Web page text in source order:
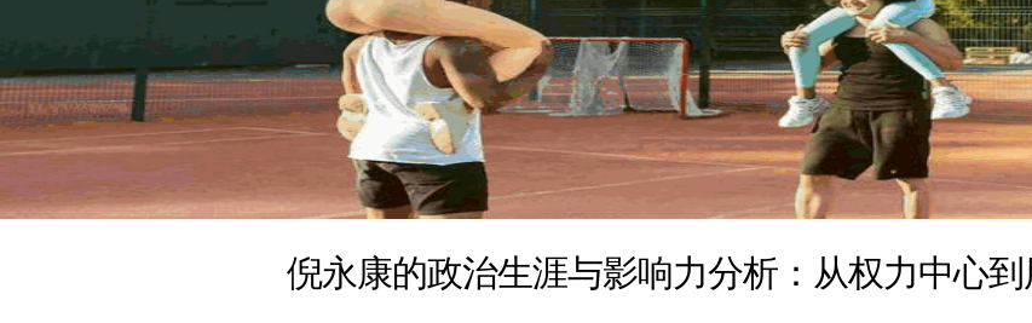
倪永康的政治生涯与影响力分析：从权力中心